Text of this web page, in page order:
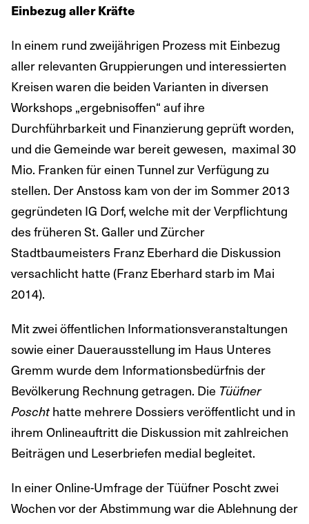
Einbezug aller Kräfte
In einem rund zweijährigen Prozess mit Einbezug
aller relevanten Gruppierungen und interessierten
Kreisen waren die beiden Varianten in diversen
Workshops „ergebnisoffen“ auf ihre
Durchführbarkeit und Finanzierung geprüft worden,
und die Gemeinde war bereit gewesen, maximal 30
Mio. Franken für einen Tunnel zur Verfügung zu
stellen. Der Anstoss kam von der im Sommer 2013
gegründeten IG Dorf, welche mit der Verpflichtung
des früheren St. Galler und Zürcher
Stadtbaumeisters Franz Eberhard die Diskussion
versachlicht hatte (Franz Eberhard starb im Mai
2014).
Mit zwei öffentlichen Informationsveranstaltungen
sowie einer Dauerausstellung im Haus Unteres
Gremm wurde dem Informationsbedürfnis der
Bevölkerung Rechnung getragen. Die Tüüfner
Poschthatte mehrere Dossiers veröffentlicht und in
ihrem Onlineauftritt die Diskussion mit zahlreichen
Beiträgen und Leserbriefen medial begleitet.
In einer Online-Umfrage der Tüüfner Poscht zwei
Wochen vor der Abstimmung war die Ablehnung der